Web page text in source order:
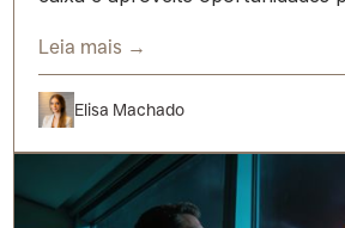
Leia mais →
Elisa Machado